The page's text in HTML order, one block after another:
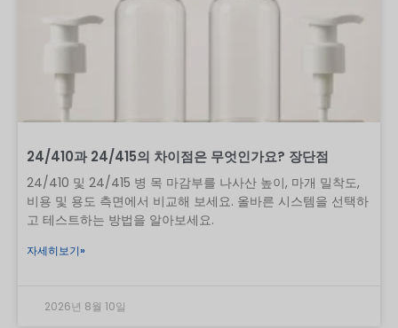
24/410과 24/415의 차이점은 무엇인가요? 장단점
24/410 및 24/415 병 목 마감부를 나사산 높이, 마개 밀착도,
비용 및 용도 측면에서 비교해 보세요. 올바른 시스템을 선택하
고 테스트하는 방법을 알아보세요.
자세히보기»
2026년 8월 10일